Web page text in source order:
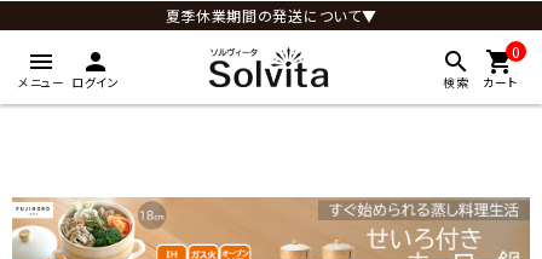
夏季休業期間の発送について▼
menu
メニュー
person
ログイン
search
検索
0
shopping_cart
カート